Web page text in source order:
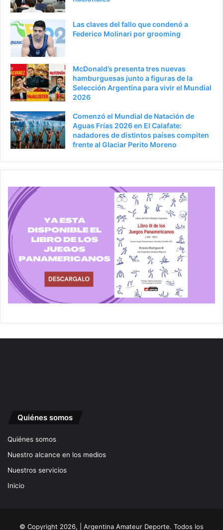
o
i
Las claves del fallo que condenó a
Federico Molinari por grooming
McDonald’s presenta tres nuevas
hamburguesas junto a figuras de la
Selección Argentina para vivir el Mundial
2026
Comenzó el Mundial de Natación de
Aguas Frías 2026 en El Calafate:
nadadores de distintos países compiten
frente al Glaciar Perito Moreno
Quiénes somos
Quiénes somos
Nuestro alcance en los medios
Nuestros servicios
Inicio
© Copyright 2026, | Argentina Amateur Deporte. Todos los